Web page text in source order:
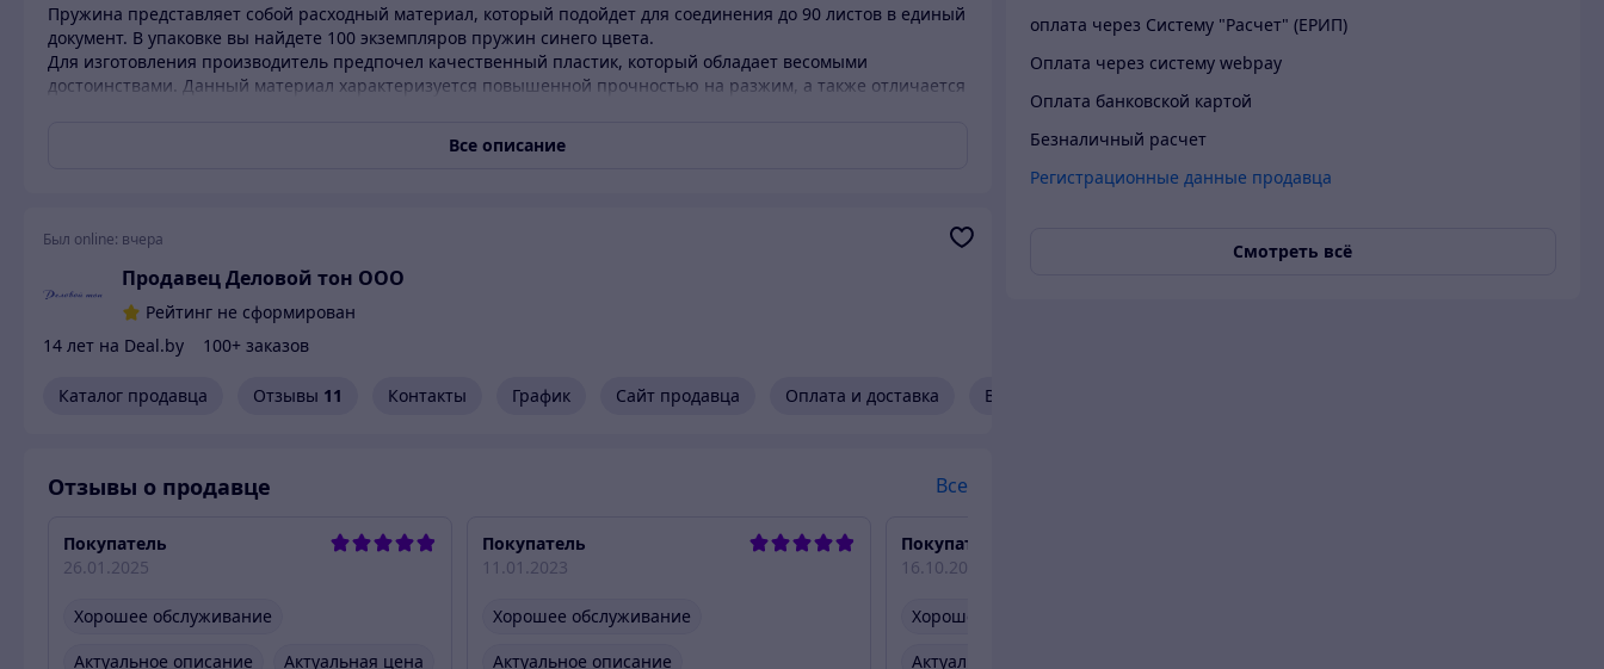
Пружина представляет собой расходный материал, который подойдет для соединения до 90 листов в единый
документ. В упаковке вы найдете 100 экземпляров пружин синего цвета.
Для изготовления производитель предпочел качественный пластик, который обладает весомыми
достоинствами. Данный материал характеризуется повышенной прочностью на разжим, а также отличается
Количество листов: 90
Формат: A4
Все описание
Был online: вчера
Продавец Деловой тон ООО
Рейтинг не сформирован
14 лет на Deal.by
100+ заказов
Каталог продавца Отзывы 11 Контакты График Сайт продавца Оплата и доставка Возврат и гарантия
Отзывы о продавце Все
Покупатель
26.01.2025
Хорошее обслуживание
Актуальное описание
Актуальная цена
Покупатель
11.01.2023
Хорошее обслуживание
Актуальное описание
Покупатель
16.10.2022
Хорошее обслуживание
Актуальное описание
оплата через Систему "Расчет" (ЕРИП)
Оплата через систему webpay
Оплата банковской картой
Безналичный расчет
Регистрационные данные продавца
Смотреть всё